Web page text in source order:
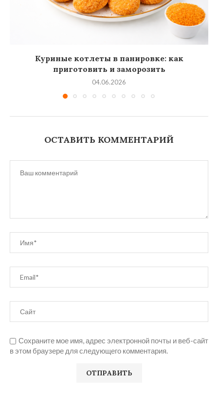
Куриные котлеты в панировке: как
приготовить и заморозить
04.06.2026
ОСТАВИТЬ КОММЕНТАРИЙ
Сохраните мое имя, адрес электронной почты и веб-сайт
в этом браузере для следующего комментария.